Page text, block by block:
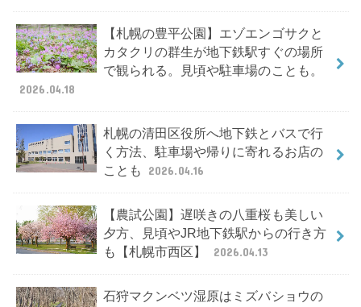
【札幌の豊平公園】エゾエンゴサクと
カタクリの群生が地下鉄駅すぐの場所
で観られる。見頃や駐車場のことも。
2026.04.18
札幌の清田区役所へ地下鉄とバスで行
く方法、駐車場や帰りに寄れるお店の
ことも
2026.04.16
【農試公園】遅咲きの八重桜も美しい
夕方、見頃やJR地下鉄駅からの行き方
も【札幌市西区】
2026.04.13
石狩マクンベツ湿原はミズバショウの